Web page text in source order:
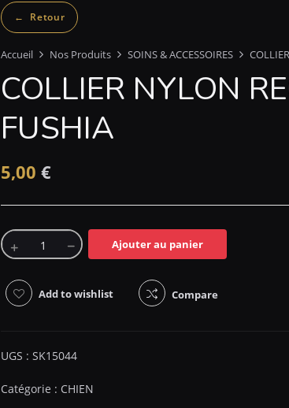
Accueil Nos Produits SOINS & ACCESSOIRES
COLLIER NYLON
FUSHIA
5,00 €
Ajouter au panier
Add to wishlist Compare
UGS : SK15044
Catégorie : CHIEN